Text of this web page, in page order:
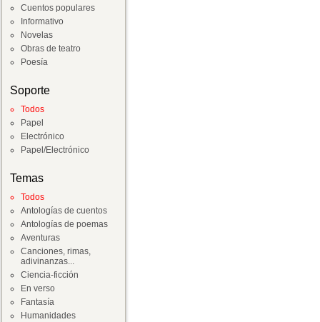
Cuentos populares
Informativo
Novelas
Obras de teatro
Poesía
Soporte
Todos
Papel
Electrónico
Papel/Electrónico
Temas
Todos
Antologías de cuentos
Antologías de poemas
Aventuras
Canciones, rimas,
adivinanzas...
Ciencia-ficción
En verso
Fantasía
Humanidades